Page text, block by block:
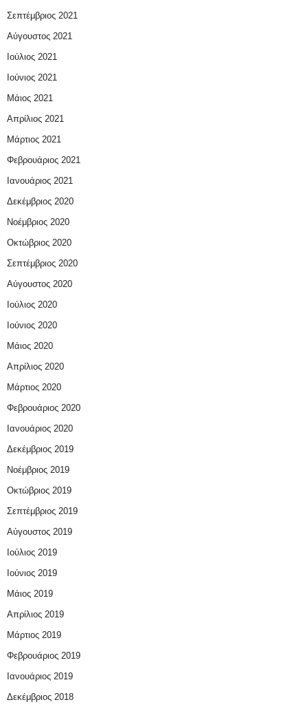
Σεπτέμβριος 2021
Αύγουστος 2021
Ιούλιος 2021
Ιούνιος 2021
Μάιος 2021
Απρίλιος 2021
Μάρτιος 2021
Φεβρουάριος 2021
Ιανουάριος 2021
Δεκέμβριος 2020
Νοέμβριος 2020
Οκτώβριος 2020
Σεπτέμβριος 2020
Αύγουστος 2020
Ιούλιος 2020
Ιούνιος 2020
Μάιος 2020
Απρίλιος 2020
Μάρτιος 2020
Φεβρουάριος 2020
Ιανουάριος 2020
Δεκέμβριος 2019
Νοέμβριος 2019
Οκτώβριος 2019
Σεπτέμβριος 2019
Αύγουστος 2019
Ιούλιος 2019
Ιούνιος 2019
Μάιος 2019
Απρίλιος 2019
Μάρτιος 2019
Φεβρουάριος 2019
Ιανουάριος 2019
Δεκέμβριος 2018